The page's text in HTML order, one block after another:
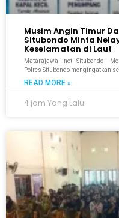
Musim Angin Timur
Situbondo Minta
Keselamatan di Laut
Matarajawali.net–Situbondo –
Polres Situbondo mengingatkan
READ MORE »
4 jam Yang Lalu